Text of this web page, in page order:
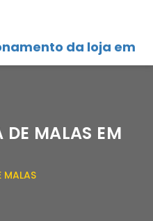
da loja em
MALAS EM
MALAS